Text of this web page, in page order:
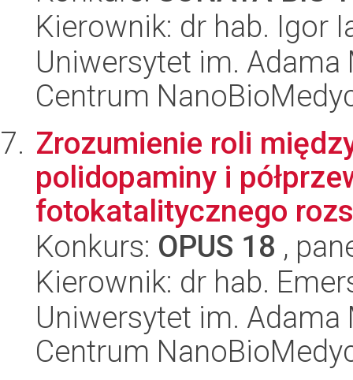
Kierownik: dr hab. Igor
Uniwersytet im.
Centrum
Zrozumienie roli
polidopaminy i
fotokatalitycznego
Konkurs: OPUS 18 ,
Kierownik: dr hab.
Uniwersytet im.
Centrum